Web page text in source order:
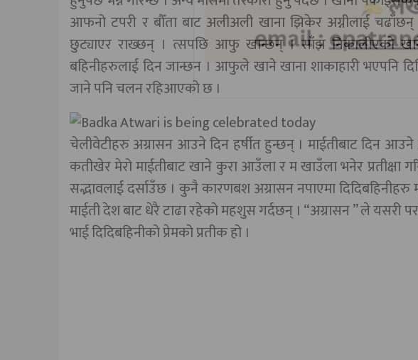
आफनो टपरी र बौँता बाट अलीअली खाना झिकेर अग्नीलाई
छुट्याएर राख्छन् । त्सपछि आफु खान्छन् । साँझ निकालीएको
बहिनीहरुलाई दिन जान्छन । आफुले खाने खाना शाकाहारी भएपनि
जाने पनि चलन रहिआएको छ ।
चेलीवेटीहरु अग्रासन आउने दिन हर्षीत हुन्छन् । माईतीबाट दिन आउने
कतीखेर मेरो माईतीबाट खाने कुरा आउँला र म खाउँला भनेर प्रतीक्षा
सद्भावलाई दर्साउँछ । कुनै कारणबश अग्रासन नपाएमा
माईती देश बाट धेरै टाढा रहेको महशुस गर्दछन् । “अग्रासन ” ले यसरी
भाई दिदिबहिनीको प्रेमको प्रतीक हो ।